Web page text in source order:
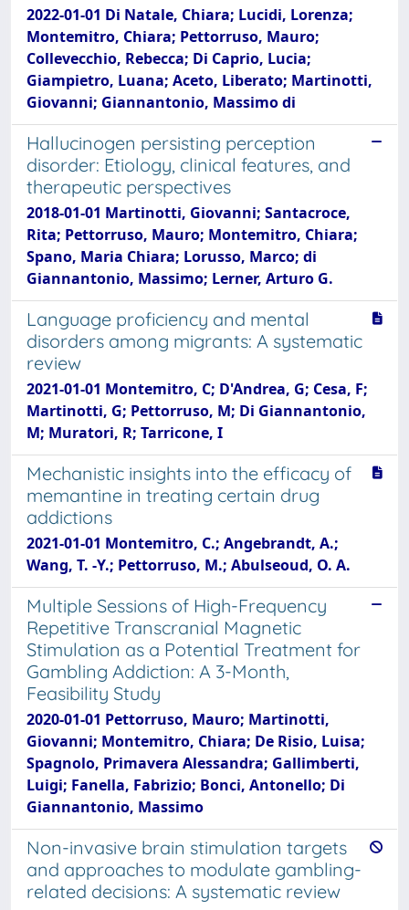
2022-01-01 Di Natale, Chiara; Lucidi, Lorenza;
Montemitro, Chiara; Pettorruso, Mauro;
Collevecchio, Rebecca; Di Caprio, Lucia;
Giampietro, Luana; Aceto, Liberato; Martinotti,
Giovanni; Giannantonio, Massimo di
Hallucinogen persisting perception
disorder: Etiology, clinical features, and
therapeutic perspectives
2018-01-01 Martinotti, Giovanni; Santacroce,
Rita; Pettorruso, Mauro; Montemitro, Chiara;
Spano, Maria Chiara; Lorusso, Marco; di
Giannantonio, Massimo; Lerner, Arturo G.
Language proficiency and mental
disorders among migrants: A systematic
review
2021-01-01 Montemitro, C; D'Andrea, G; Cesa, F;
Martinotti, G; Pettorruso, M; Di Giannantonio,
M; Muratori, R; Tarricone, I
Mechanistic insights into the efficacy of
memantine in treating certain drug
addictions
2021-01-01 Montemitro, C.; Angebrandt, A.;
Wang, T. -Y.; Pettorruso, M.; Abulseoud, O. A.
Multiple Sessions of High-Frequency
Repetitive Transcranial Magnetic
Stimulation as a Potential Treatment for
Gambling Addiction: A 3-Month,
Feasibility Study
2020-01-01 Pettorruso, Mauro; Martinotti,
Giovanni; Montemitro, Chiara; De Risio, Luisa;
Spagnolo, Primavera Alessandra; Gallimberti,
Luigi; Fanella, Fabrizio; Bonci, Antonello; Di
Giannantonio, Massimo
Non-invasive brain stimulation targets
and approaches to modulate gambling-
related decisions: A systematic review